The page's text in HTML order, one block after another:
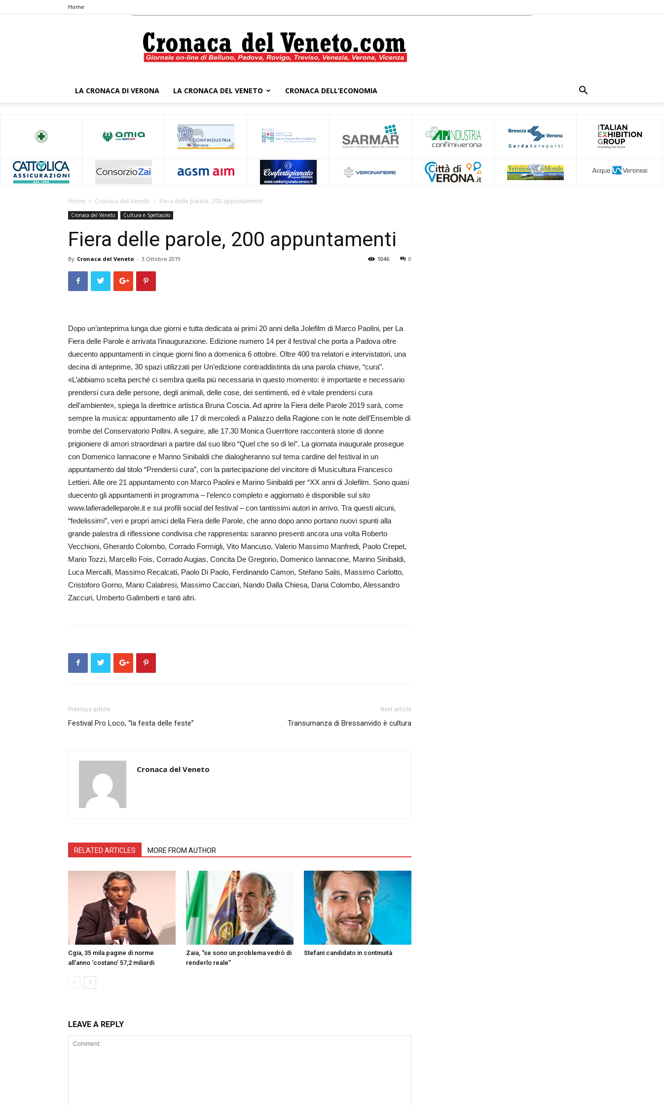
Home
Veneto
LA CRONACA DI VERONA LA CRONACA DEL VENETO CRONACA DELL’ECONOMIA
Home Cronaca del Veneto Fiera delle parole, 200 appuntamenti
Cronaca del Veneto Cultura e Spettacolo
Fiera delle parole, 200 appuntamenti
By Cronaca del Veneto - 3 Ottobre 2019 0
1046
Dopo un’anteprima lunga due giorni e tutta dedicata ai primi 20 anni della Jolefilm di Marco Paolini, per La
Fiera delle Parole è arrivata l’inaugurazione. Edizione numero 14 per il festival che porta a Padova oltre
duecento appuntamenti in cinque giorni fino a domenica 6 ottobre. Oltre 400 tra relatori e intervistatori, una
decina di anteprime, 30 spazi utilizzati per Un’edizione contraddistinta da una parola chiave, “cura”.
«L’abbiamo scelta perché ci sembra quella più necessaria in questo momento: è importante e necessario
prendersi cura delle persone, degli animali, delle cose, dei sentimenti, ed è vitale prendersi cura
dell’ambiente», spiega la direttrice artistica Bruna Coscia. Ad aprire la Fiera delle Parole 2019 sarà, come
sempre la musica: appuntamento alle 17 di mercoledì a Palazzo della Ragione con le note dell’En­sem­ble di
trombe del Con­servatorio Pollini. A seguire, alle 17.30 Monica Guerritore racconterà storie di donne
prigioniere di amori straordinari a partire dal suo libro “Quel che so di lei”. La giornata inaugurale prosegue
con Domenico Iannacone e Marino Sini­baldi che dialogheranno sul tema cardine del festival in un
appuntamento dal titolo “Pren­dersi cura”, con la partecipazione del vincitore di Musi­cultura Francesco
Lettieri. Alle ore 21 appuntamento con Marco Paolini e Marino Sinibaldi per “XX anni di Jolefilm. Sono quasi
duecento gli appuntamenti in programma – l’elenco completo e aggiornato è disponibile sul sito
www.lafieradelleparole.it e sui profili social del festival – con tantissimi autori in arrivo. Tra questi alcuni,
“fedelissimi”, veri e propri amici della Fiera delle Parole, che anno dopo anno portano nuovi spunti alla
grande palestra di riflessione condivisa che rappresenta: saranno presenti ancora una volta Roberto
Vecchioni, Ghe­rardo Colom­bo, Corra­do­ Formigli, Vito Mancuso, Va­lerio Mas­simo Manfredi, Paolo Crepet,
Mario Tozzi, Marcello Fois, Corrado Au­gias, Concita De Gregorio, Domenico Ian­nacone, Ma­rino Sinibaldi,
Lu­ca Mercalli, Massimo Reca­lcati, Paolo Di Paolo, Ferdi­nando Ca­mon, Stefano Salis, Mas­simo Car­lotto,
Cristoforo Gorno, Ma­rio Calabresi, Mas­simo Cacciari, Nando Dalla Chiesa, Daria Colom­bo, Alessandro
Zac­curi, Umberto Galimberti e tanti altri.
Previous article
Festival Pro Loco, “la festa delle feste”
Next article
Transumanza di Bressanvido è cultura
Cronaca del Veneto
RELATED ARTICLES MORE FROM AUTHOR
Cgia, 35 mila pagine di norme
all’anno ‘costano’ 57,2 miliardi
Zaia, “se sono un problema vedrò di
renderlo reale”
Stefani candidato in continuità
LEAVE A REPLY